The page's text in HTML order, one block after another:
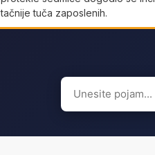
tačnije tuča zaposlenih.
Search
for: